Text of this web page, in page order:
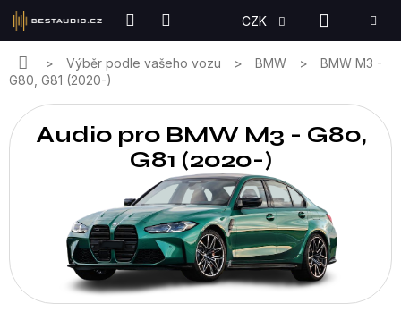
Přejít
obsah
CZK
KOŠÍK
DomůVýběr podle vašeho vozu BMW
BMW M3 -
G80, G81 (2020-)
Audio pro BMW M3 - G80,
G81 (2020-)